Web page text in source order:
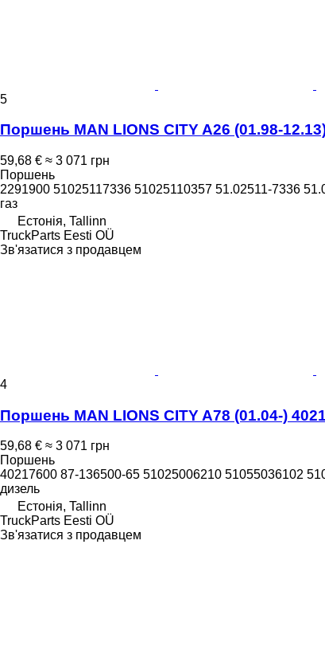
5
Поршень MAN LIONS CITY A26 (01.98-
59,68 € ≈ 3 071 грн
Поршень
2291900 51025117336 51025110357 51.02511-7336
газ
Естонія, Tallinn
TruckParts Eesti OÜ
Зв'язатися з продавцем
4
Поршень MAN LIONS CITY A78 (01.04-)
59,68 € ≈ 3 071 грн
Поршень
40217600 87-136500-65 51025006210 51055036102
дизель
Естонія, Tallinn
TruckParts Eesti OÜ
Зв'язатися з продавцем